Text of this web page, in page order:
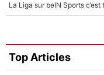
Top Articles